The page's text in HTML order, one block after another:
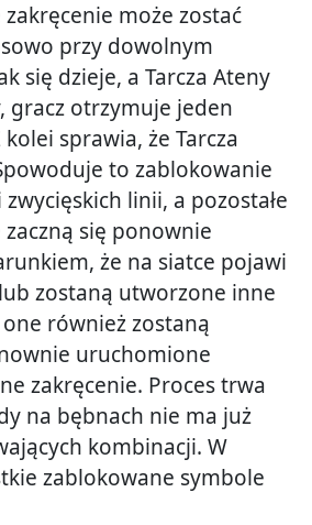
może zostać
przy dowolnym
się dzieje, a Tarcza Ateny
gracz otrzymuje jeden
sprawia, że ​​Tarcza
to zablokowanie
zwycięskich linii, a pozostałe
się ponownie
że na siatce pojawi
zostaną utworzone inne
również zostaną
uruchomione
zakręcenie. Proces trwa
na bębnach nie ma już
kombinacji. W
zablokowane symbole